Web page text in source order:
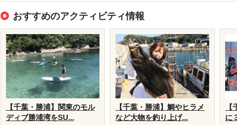
おすすめのアクティビティ情報
【千葉・勝浦】関東のモル
ディブ勝浦湾をSU...
【千葉・勝浦】鯛やヒラメ
など大物を釣り上げ...
に